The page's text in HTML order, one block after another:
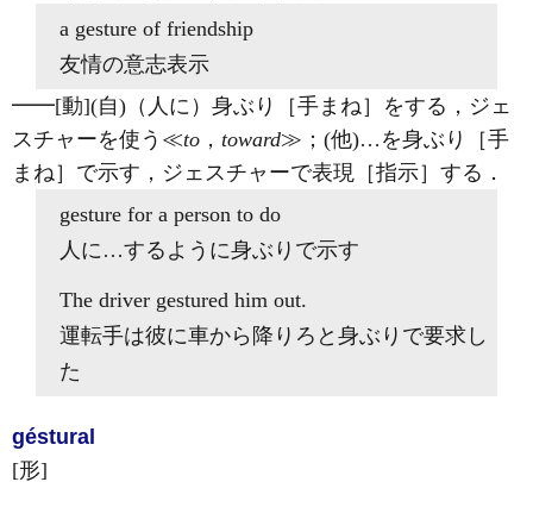
a gesture of friendship
友情の意志表示
━━[動](自) （人に）身ぶり［手まね］をする，ジェ
スチャーを使う≪to ， toward≫； (他)…を身ぶり［手
まね］で示す，ジェスチャーで表現［指示］する ．
gesture for a person to do
人に…するように身ぶりで示す
The driver gestured him out.
運転手は彼に車から降りろと身ぶりで要求し
た
géstural
[形]